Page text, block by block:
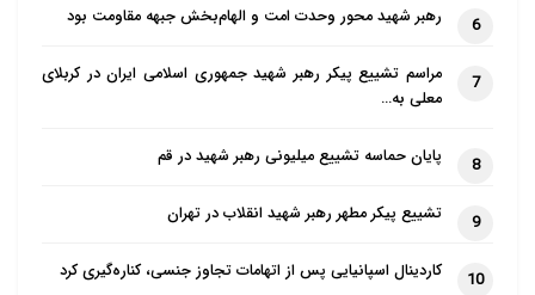
6 رهبر شهید محور وحدت امت و الهام‌بخش جبهه مقاومت بود
7
مراسم تشییع پیکر رهبر شهید جمهوری اسلامی ایران در کربلای
معلی به…
8 پایان حماسه تشییع میلیونی رهبر شهید در قم
9 تشییع پیکر مطهر رهبر شهید انقلاب در تهران
10 کاردینال اسپانیایی پس از اتهامات تجاوز جنسی، کناره‌گیری کرد